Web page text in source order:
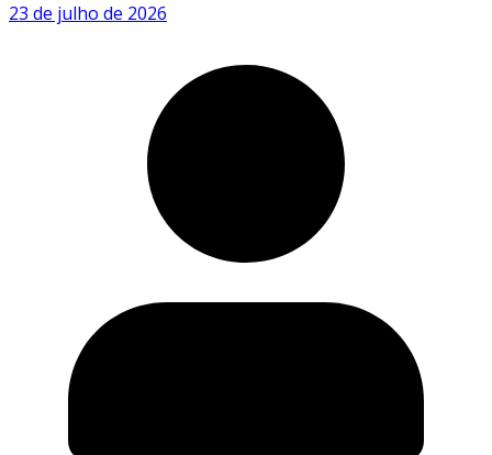
23 de julho de 2026